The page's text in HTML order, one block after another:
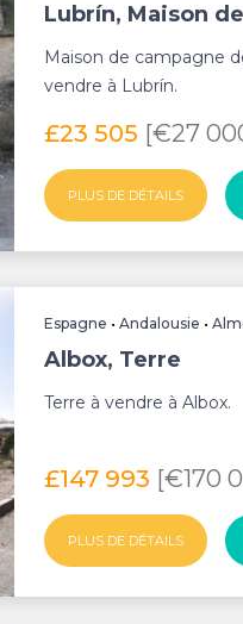
Lubrín, Maison
Maison de campagne
vendre à Lubrín.
£23 505 [€27
PLUS DE DÉTAILS
Espagne •Andalousie •
Albox, Terre
Terre à vendre à Albox.
£147 993 [€170
PLUS DE DÉTAILS